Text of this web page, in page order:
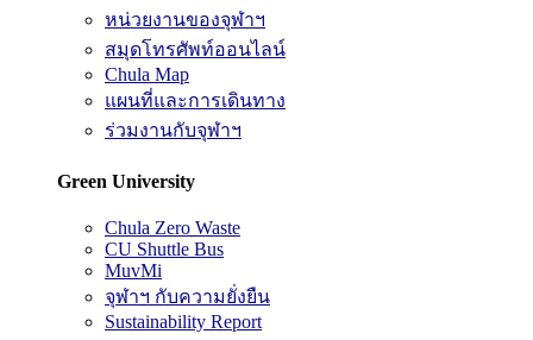
หน่วยงานของจุฬาฯ
สมุดโทรศัพท์ออนไลน์
Chula Map
แผนที่และการเดินทาง
ร่วมงานกับจุฬาฯ
Green University
Chula Zero Waste
CU Shuttle Bus
MuvMi
จุฬาฯ กับความยั่งยืน
Sustainability Report